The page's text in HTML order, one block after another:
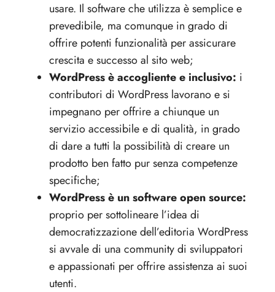
usare. Il software che utilizza è semplice e
prevedibile, ma comunque in grado di
offrire potenti funzionalità per assicurare
crescita e successo al sito web;
WordPress è accogliente e inclusivo: i
contributori di WordPress lavorano e si
impegnano per offrire a chiunque un
servizio accessibile e di qualità, in grado
di dare a tutti la possibilità di creare un
prodotto ben fatto pur senza competenze
specifiche;
WordPress è un software open source:
proprio per sottolineare l’idea di
democratizzazione dell’editoria WordPress
si avvale di una community di sviluppatori
e appassionati per offrire assistenza ai suoi
utenti.